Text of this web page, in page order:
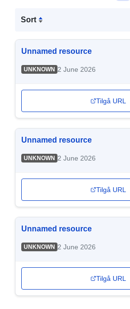
Sort
Unnamed resource
UNKNOWN 2 June 2026
Tilgå URL
Unnamed resource
UNKNOWN 2 June 2026
Tilgå URL
Unnamed resource
UNKNOWN 2 June 2026
Tilgå URL